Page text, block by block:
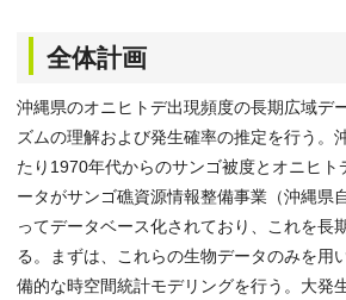
全体計画
沖縄県のオニヒトデ出現頻度の長期広域デ
ズムの理解および発生確率の推定を行う。
たり1970年代からのサンゴ被度とオニヒト
ータがサンゴ礁資源情報整備事業（沖縄県
ってデータベース化されており、これを長
る。まずは、これらの生物データのみを用
備的な時空間統計モデリングを行う。大発